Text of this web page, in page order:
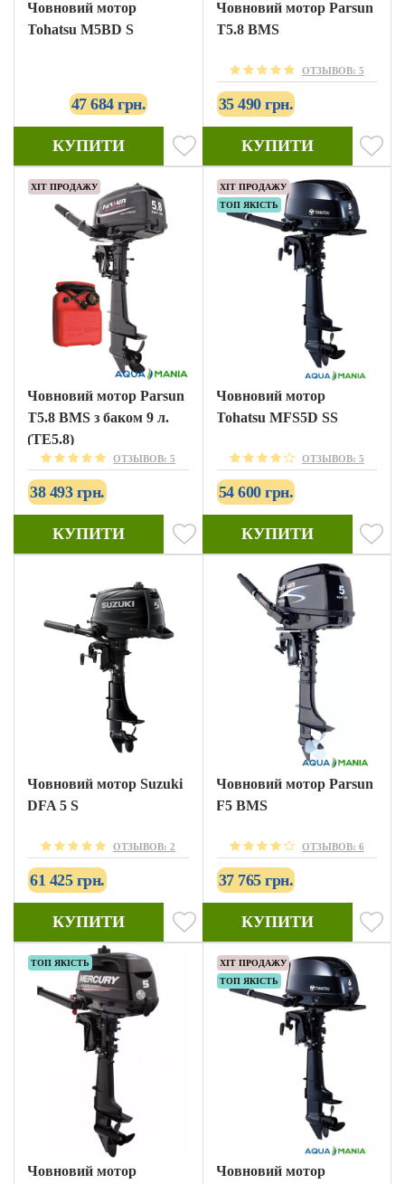
Човновий мотор
Tohatsu M5BD S
47 684 грн.
КУПИТИ
Човновий мотор Parsun
T5.8 BMS
ОТЗЫВОВ: 5
35 490 грн.
КУПИТИ
ХІТ ПРОДАЖУ
Човновий мотор Parsun
T5.8 BMS з баком 9 л.
(TE5.8)
ОТЗЫВОВ: 5
38 493 грн.
КУПИТИ
ХІТ ПРОДАЖУ
ТОП ЯКІСТЬ
Човновий мотор
Tohatsu MFS5D SS
ОТЗЫВОВ: 5
54 600 грн.
КУПИТИ
Човновий мотор Suzuki
DFA 5 S
ОТЗЫВОВ: 2
61 425 грн.
КУПИТИ
Човновий мотор Parsun
F5 BMS
ОТЗЫВОВ: 6
37 765 грн.
КУПИТИ
ТОП ЯКІСТЬ
Човновий мотор
ХІТ ПРОДАЖУ
ТОП ЯКІСТЬ
Човновий мотор